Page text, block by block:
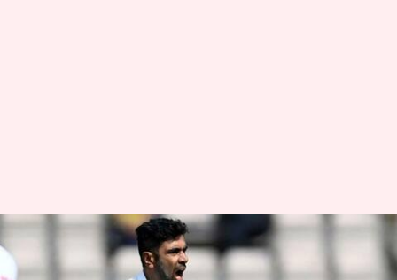
IND vs AUS: మూడో టెస్టులో
అశ్విన్‌ను ఊరిస్తున్న నెం.1 రికార్డు